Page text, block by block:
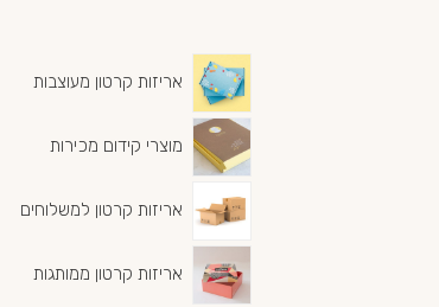
אריזות קרטון מעוצבות
מוצרי קידום מכירות
אריזות קרטון למשלוחים
אריזות קרטון ממותגות